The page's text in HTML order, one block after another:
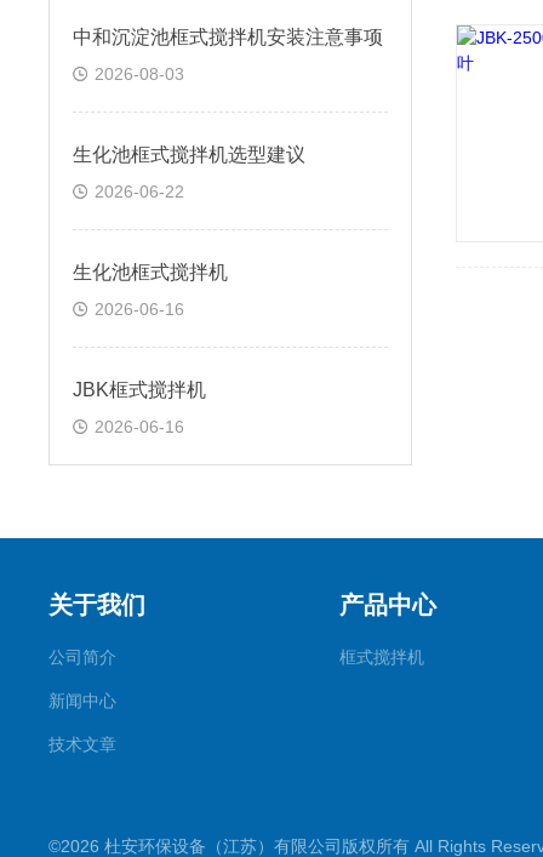
中和沉淀池框式搅拌机安装注意事项
2026-08-03
生化池框式搅拌机选型建议
2026-06-22
生化池框式搅拌机
2026-06-16
JBK框式搅拌机
2026-06-16
关于我们
公司简介
新闻中心
技术文章
产品中心
框式搅拌机
©2026 杜安环保设备（江苏）有限公司版权所有 All Rights